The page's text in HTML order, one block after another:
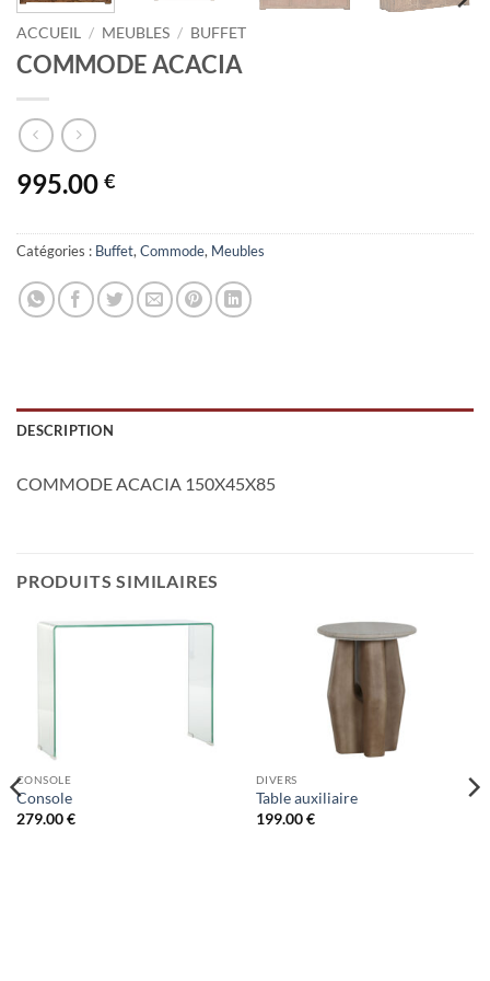
ACCUEIL / MEUBLES / BUFFET
COMMODE ACACIA
995.00 €
Catégories : Buffet, Commode, Meubles
DESCRIPTION
COMMODE ACACIA 150X45X85
PRODUITS SIMILAIRES
CONSOLE
Console
279.00€
DIVERS
Table auxiliaire
199.00€